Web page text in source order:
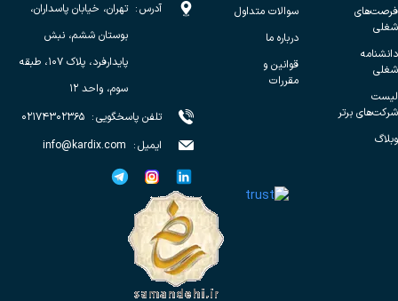
فرصت‌های
شغلی
دانشنامه
شغلی
لیست
شرکت‌های برتر
وبلاگ
سوالات متداول
درباره ما
قوانین و
مقررات
آدرس: تهران، خیابان پاسداران،
بوستان ششم، نبش
پایدارفرد، پلاک ۱۰۷، طبقه
سوم، واحد ۱۲
تلفن پاسخگویی: ۰۲۱۷۴۳۰۲۳۶۵
ایمیل:
info@kardix.com